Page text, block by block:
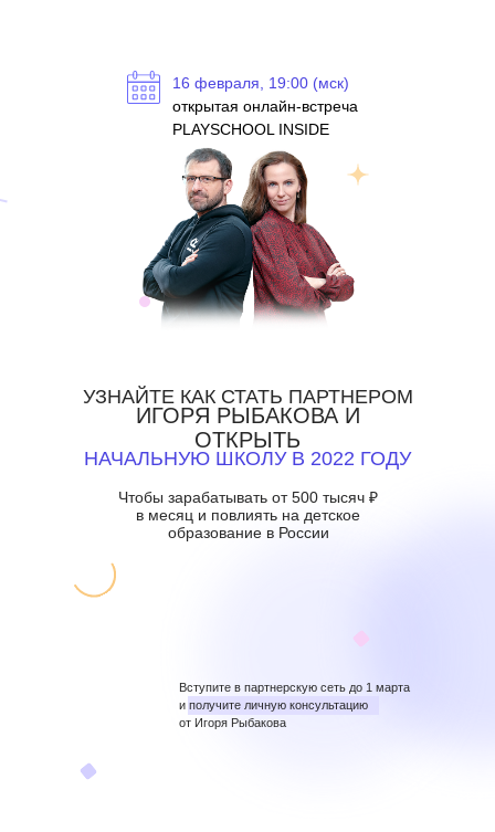
УЗНАЙТЕ КАК СТАТЬ ПАРТНЕРОМ
НАЧАЛЬНУЮ ШКОЛУ В 2022 ГОДУ
Чтобы зарабатывать от 500 тысяч ₽
в месяц и повлиять на детское
образование в России
16 февраля, 19:00 (мск)
открытая онлайн-встреча
PLAYSCHOOL INSIDE
ИГОРЯ РЫБАКОВА И
ОТКРЫТЬ
Вступите в партнерскую сеть до 1 марта
и получите личную консультацию
от Игоря Рыбакова